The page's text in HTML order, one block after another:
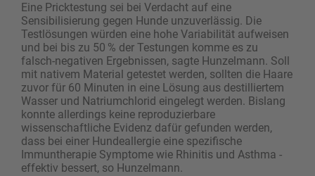
Eine Pricktestung sei bei Verdacht auf eine
Sensibilisierung gegen Hunde unzuverlässig. Die
Testlösungen würden eine hohe Variabilität aufweisen
und bei bis zu 50 % der Testungen komme es zu
falsch-negativen Ergebnissen, sagte Hunzelmann. Soll
mit nativem Material getestet werden, sollten die Haare
zuvor für 60 Minuten in eine Lösung aus destilliertem
Wasser und Natriumchlorid eingelegt werden. Bislang
konnte allerdings keine reproduzierbare
wissenschaftliche Evidenz dafür gefunden werden,
dass bei einer Hundeallergie eine spezifische
Immuntherapie Symptome wie Rhinitis und Asthma ­
effektiv bessert, so Hunzelmann.